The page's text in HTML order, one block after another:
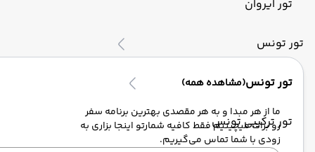
تور ایروان
تور تونس
تور تونس(مشاهده همه)
تور ترکیبی تونس
ما از هر مبدا و به هر مقصدی بهترین برنامه سفر
رو برات میچینیم فقط کافیه شمارتو اینجا بزاری به
زودی با شما تماس می‌گیریم.